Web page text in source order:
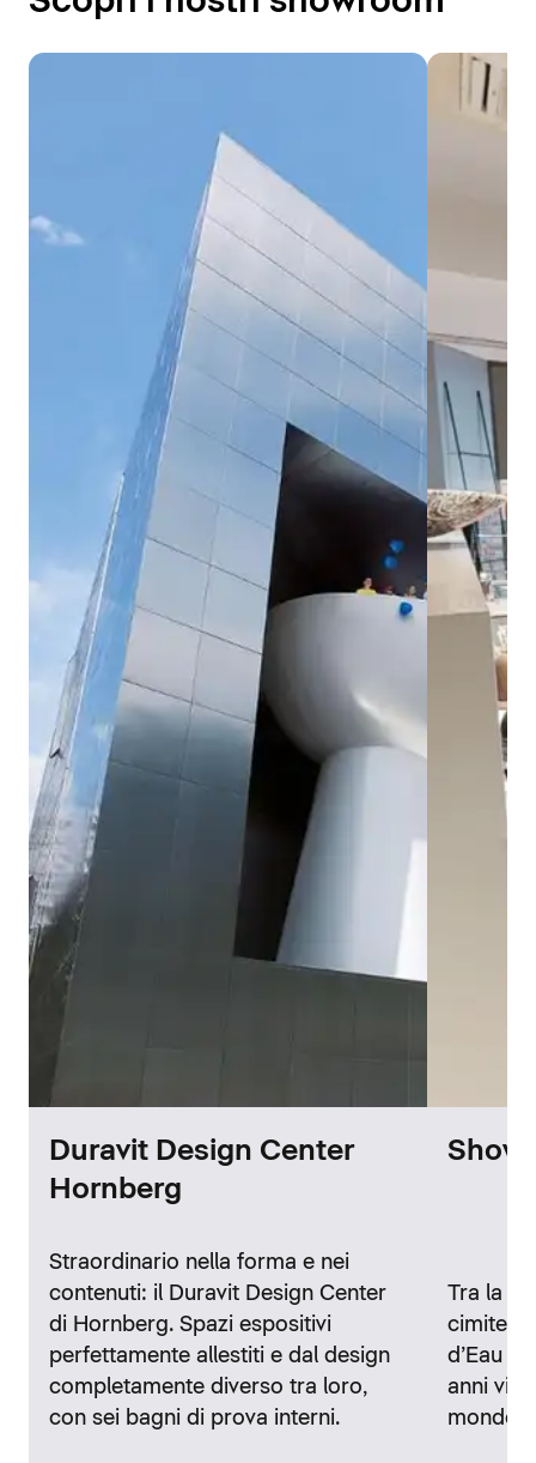
Duravit Design Center
Hornberg
Straordinario nella forma e nei
contenuti: il Duravit Design Center
di Hornberg. Spazi espositivi
perfettamente allestiti e dal design
completamente diverso tra loro,
con sei bagni di prova interni.
Tra la
cimitero
d’Eau
anni
mondo.